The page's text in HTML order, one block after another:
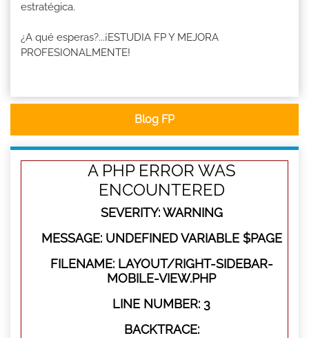
estratégica.
¿A qué esperas?...¡ESTUDIA FP Y MEJORA
PROFESIONALMENTE!
Blog FP
A PHP ERROR WAS
ENCOUNTERED
SEVERITY: WARNING
MESSAGE: UNDEFINED VARIABLE $PAGE
FILENAME: LAYOUT/RIGHT-SIDEBAR-
MOBILE-VIEW.PHP
LINE NUMBER: 3
BACKTRACE: